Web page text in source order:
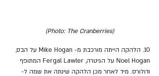
(Photo: The Cranberries)
10. הלהקה הייתה מורכבת מ- Mike Hogan על הבס,
Noel Hogan על הגיטרה, Fergal Lawler המתופף
ודולורס. מיד לאחר מכן הלהקה שינתה את שמה ל-